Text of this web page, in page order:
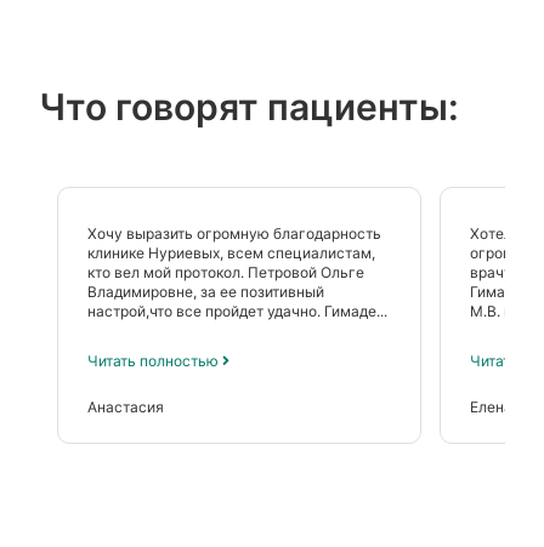
Что говорят пациенты:
Хочу выразить огромную благодарность
клинике Нуриевых, всем специалистам,
кто вел мой протокол. Петровой Ольге
Владимировне, за ее позитивный
настрой,что все пройдет удачно. Гимаде...
Читать полностью
Анастасия
Хотели
врачу
М.В. и
Читать
Елена и